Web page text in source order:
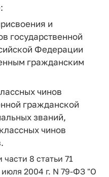
и
государственной
Федерации
гражданским
чинов
гражданской
званий,
чинов
8 статьи 71
2004 г. N 79-ФЗ "О